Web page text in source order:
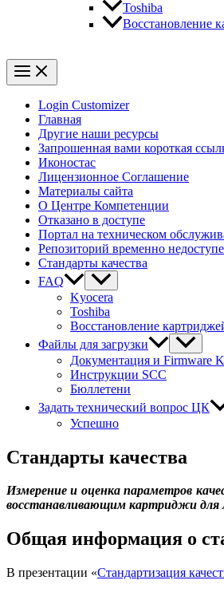
Toshiba
Восстановление
Login Customizer
Главная
Другие наши ресурсы
Запрошенная вами короткая
Иконостас
Лицензионное Соглашение
Материалы сайта
О Центре Компетенции
Отказано в доступе
Портал на техническом
Репозиторий временно
Стандарты качества
FAQ
Kyocera
Toshiba
Восстановление
Файлы для загрузки
Документация и Firmware
Инструкции SCC
Бюллетени
Задать технический вопрос ЦК
Успешно
Стандарты качества
Измерение и оценка параметров
восстанавливающим картриджи для
Общая информация о
В презентации «Стандартизация